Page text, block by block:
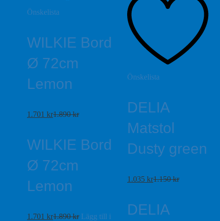
Önskelista
WILKIE Bord
Ø 72cm
Lemon
1.701 kr1.890kr
WILKIE Bord
Ø 72cm
Lemon
1.701 kr1.890kr Lägg till i
Önskelista
DELIA
Matstol
Dusty green
1.035 kr1.150kr
DELIA